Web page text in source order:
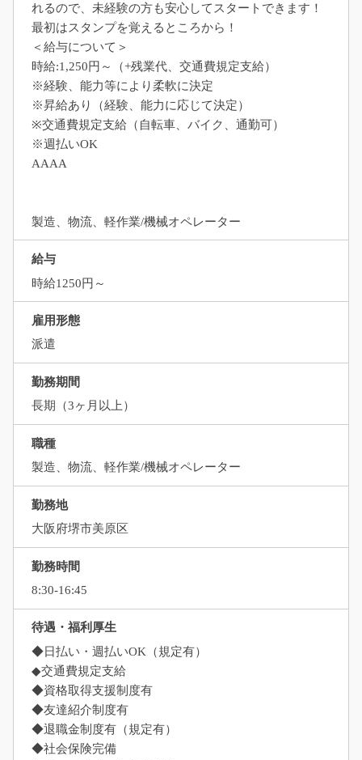
れるので、未経験の方も安心してスタートできます！
最初はスタンプを覚えるところから！
＜給与について＞
時給:1,250円～（+残業代、交通費規定支給）
※経験、能力等により柔軟に決定
※昇給あり（経験、能力に応じて決定）
※交通費規定支給（自転車、バイク、通勤可）
※週払いOK
AAAA
製造、物流、軽作業/機械オペレーター
給与
時給1250円～
雇用形態
派遣
勤務期間
長期（3ヶ月以上）
職種
製造、物流、軽作業/機械オペレーター
勤務地
大阪府堺市美原区
勤務時間
8:30-16:45
待遇・福利厚生
◆日払い・週払いOK（規定有）
◆交通費規定支給
◆資格取得支援制度有
◆友達紹介制度有
◆退職金制度有（規定有）
◆社会保険完備